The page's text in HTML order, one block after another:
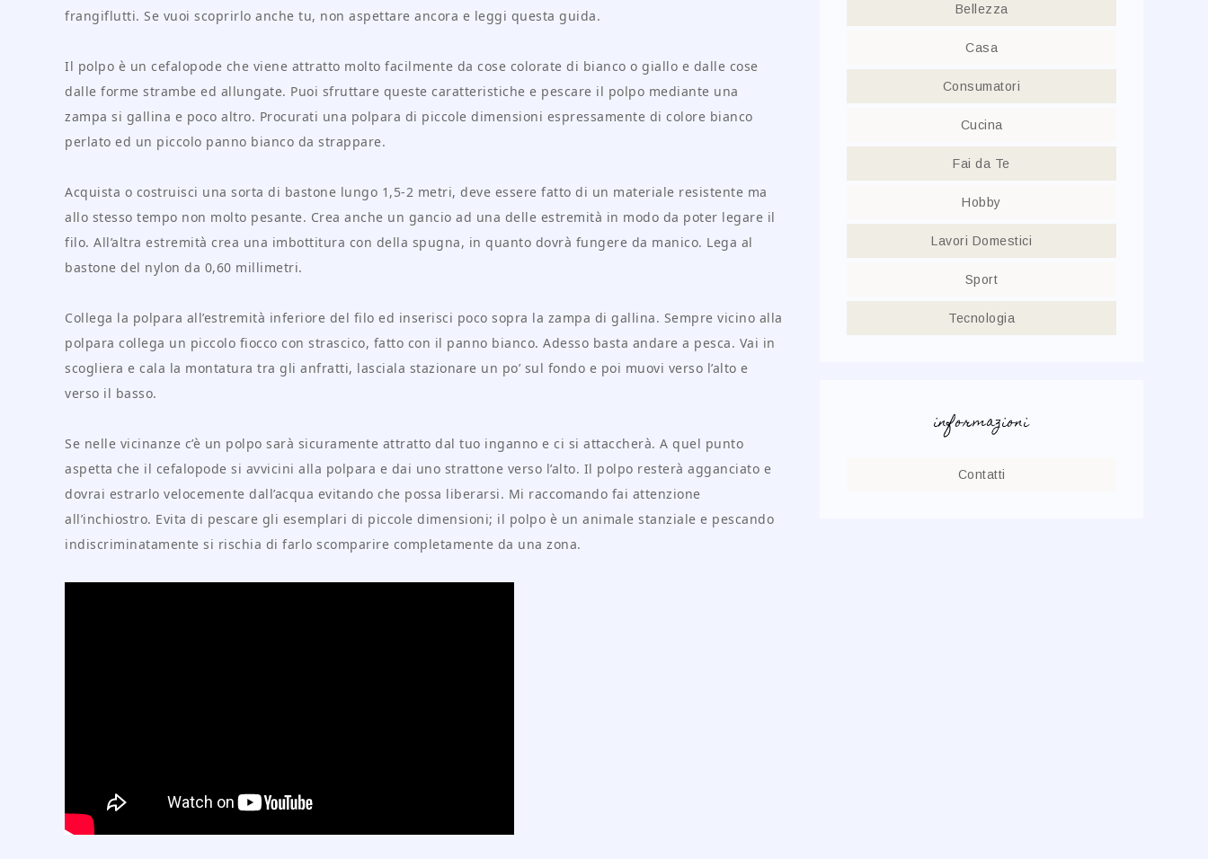
frangiflutti. Se vuoi scoprirlo anche tu, non aspettare ancora e leggi questa guida.
Il polpo è un cefalopode che viene attratto molto facilmente da cose colorate di bianco o giallo e dalle cose
dalle forme strambe ed allungate. Puoi sfruttare queste caratteristiche e pescare il polpo mediante una
zampa si gallina e poco altro. Procurati una polpara di piccole dimensioni espressamente di colore bianco
perlato ed un piccolo panno bianco da strappare.
Acquista o costruisci una sorta di bastone lungo 1,5-2 metri, deve essere fatto di un materiale resistente ma
allo stesso tempo non molto pesante. Crea anche un gancio ad una delle estremità in modo da poter legare il
filo. All’altra estremità crea una imbottitura con della spugna, in quanto dovrà fungere da manico. Lega al
bastone del nylon da 0,60 millimetri.
Collega la polpara all’estremità inferiore del filo ed inserisci poco sopra la zampa di gallina. Sempre vicino alla
polpara collega un piccolo fiocco con strascico, fatto con il panno bianco. Adesso basta andare a pesca. Vai in
scogliera e cala la montatura tra gli anfratti, lasciala stazionare un po’ sul fondo e poi muovi verso l’alto e
verso il basso.
Se nelle vicinanze c’è un polpo sarà sicuramente attratto dal tuo inganno e ci si attaccherà. A quel punto
aspetta che il cefalopode si avvicini alla polpara e dai uno strattone verso l’alto. Il polpo resterà agganciato e
dovrai estrarlo velocemente dall’acqua evitando che possa liberarsi. Mi raccomando fai attenzione
all’inchiostro. Evita di pescare gli esemplari di piccole dimensioni; il polpo è un animale stanziale e pescando
indiscriminatamente si rischia di farlo scomparire completamente da una zona.
Bellezza
Casa
Consumatori
Cucina
Fai da Te
Hobby
Lavori Domestici
Sport
Tecnologia
informazioni
Contatti